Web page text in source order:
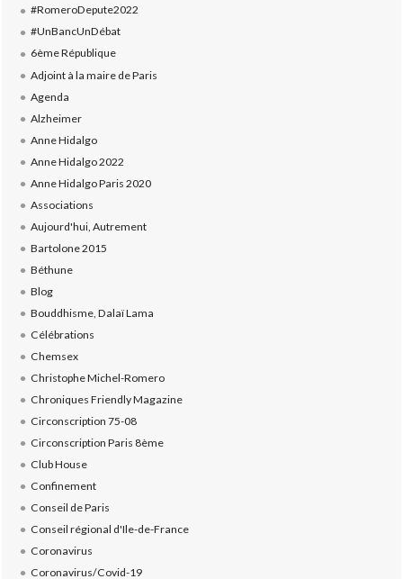
#RomeroDepute2022
#UnBancUnDébat
6ème République
Adjoint à la maire de Paris
Agenda
Alzheimer
Anne Hidalgo
Anne Hidalgo 2022
Anne Hidalgo Paris 2020
Associations
Aujourd'hui, Autrement
Bartolone 2015
Béthune
Blog
Bouddhisme, Dalaï Lama
Célébrations
Chemsex
Christophe Michel-Romero
Chroniques Friendly Magazine
Circonscription 75-08
Circonscription Paris 8ème
Club House
Confinement
Conseil de Paris
Conseil régional d'Ile-de-France
Coronavirus
Coronavirus/Covid-19